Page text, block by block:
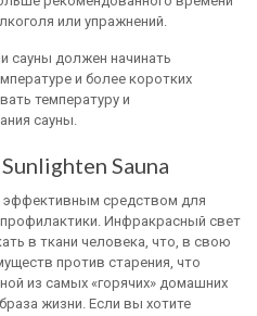
или упражнений.
сауны должен начинать
и более коротких
температуру и
сауны.
Sauna
средством для
Инфракрасный свет
в ткани человека, что, в свою
против старения, что
из самых «горячих» домашних
жизни. Если вы хотите